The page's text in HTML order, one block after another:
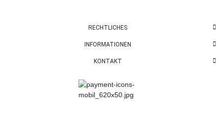
RECHTLICHES
INFORMATIONEN
KONTAKT